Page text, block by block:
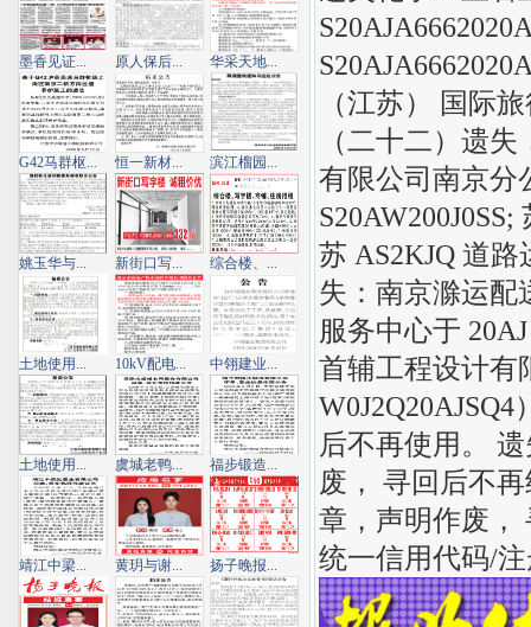
（江苏） 国际
（二十二）遗
有限公司南京分
苏 AS2KJQ 道
失：南京滁运配
服务中心于
首辅工程设计有
后不再使用。
废， 寻回后不
章，声明作废，
统一信用代码/注
墨香见证... 原人保后... 华采天地...
G42马群枢... 恒一新材... 滨江榴园...
姚玉华与... 新街口写... 综合楼、...
土地使用... 10kV配电... 中翎建业...
土地使用... 虞城老鸭... 福步锻造...
靖江中梁... 黄玥与谢... 扬子晚报...